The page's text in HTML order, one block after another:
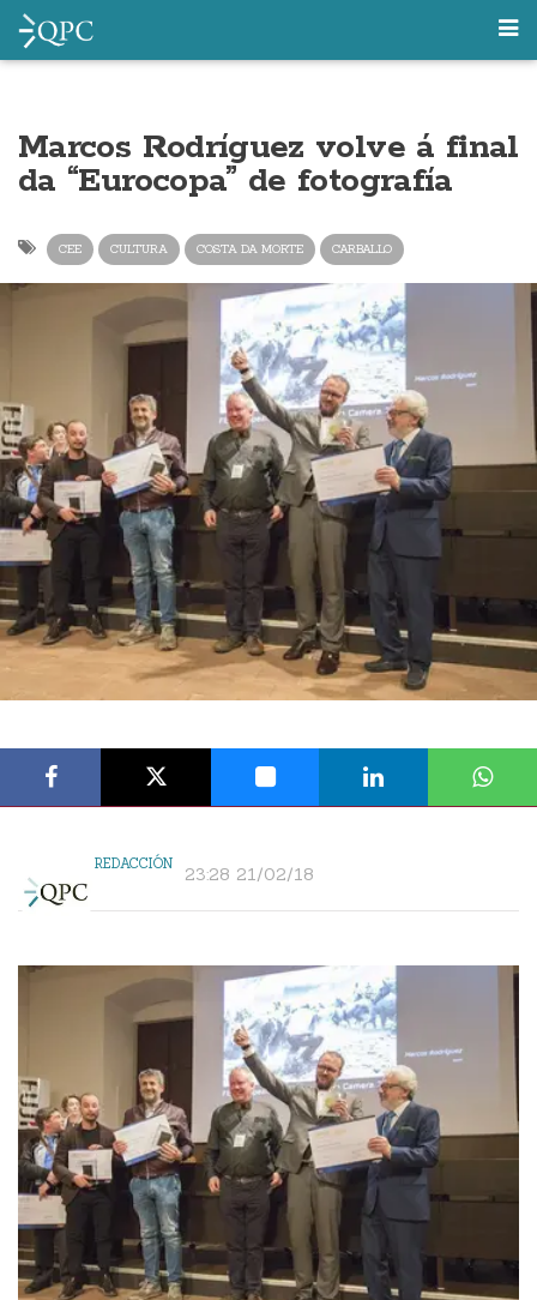
Marcos Rodríguez volve á final
da “Eurocopa” de fotografía
CEE CULTURA COSTA DA MORTE CARBALLO
REDACCIÓN 23:28 21/02/18